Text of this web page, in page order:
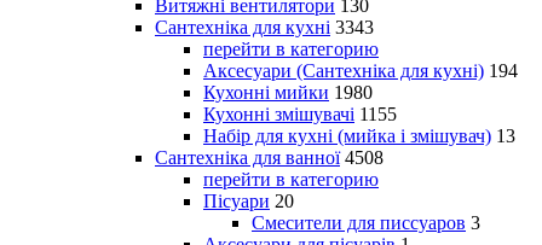
Витяжні вентилятори 130
Сантехніка для кухні 3343
перейти в категорию
Аксесуари (Сантехніка для кухні) 194
Кухонні мийки 1980
Кухонні змішувачі 1155
Набір для кухні (мийка і змішувач) 13
Сантехніка для ванної 4508
перейти в категорию
Пісуари 20
Смесители для писсуаров 3